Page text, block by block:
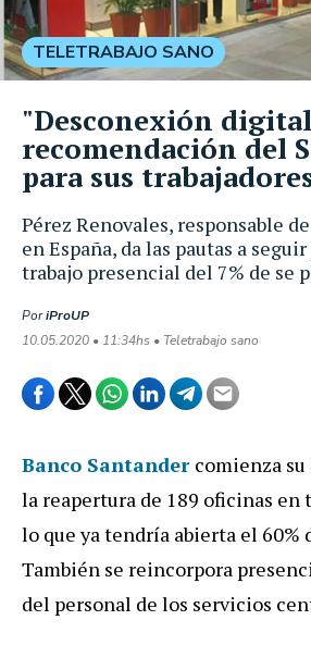
Pérez Renovales, responsable
en España, da las pautas a
trabajo presencial del 7% de se
PoriProUP
10.05.2020 • 11:34hs • Teletrabajo sano
TELETRABAJO SANO
"Desconexión
recomendación del
para sus
Banco Santander comienza su
la reapertura de 189 oficinas en
lo que ya tendría abierta el 60%
También se reincorpora
del personal de los servicios